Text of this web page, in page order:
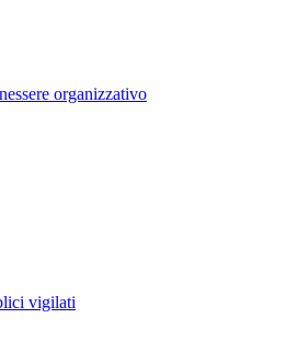
organizzativo
vigilati